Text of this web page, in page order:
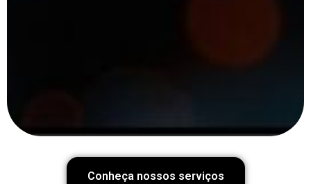
Conheça nossos serviços